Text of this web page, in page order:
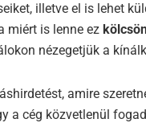
illetve el is lehet
miért is lenne ez
nézegetjük a
amire
a cég közvetlenül